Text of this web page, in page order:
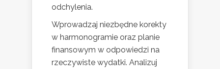
odchylenia.
Wprowadzaj niezbędne korekty
w harmonogramie oraz planie
finansowym w odpowiedzi na
rzeczywiste wydatki. Analizuj